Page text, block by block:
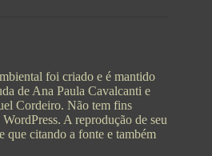
foi criado e é mantido
de Ana Paula Cavalcanti e
Cordeiro. Não tem fins
A reprodução de seu
que citando a fonte e também